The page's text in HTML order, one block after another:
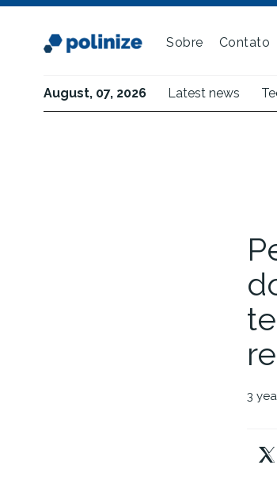
Sobre Contato
August, 07, 2026 Latest news
3